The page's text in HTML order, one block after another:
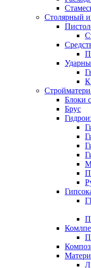
Столярный
Блоки
Брус